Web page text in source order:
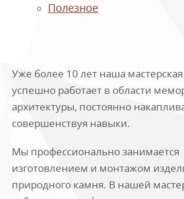
Полезное
Уже более 10 лет наша
успешно работает в области
архитектуры, постоянно
совершенствуя навыки.
Мы профессионально занимается
изготовлением и монтажом
природного камня. В нашей